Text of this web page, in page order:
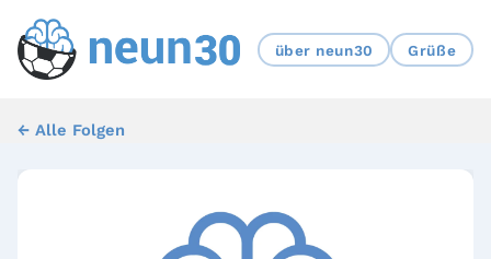
über neun30 Grüße
← Alle Folgen